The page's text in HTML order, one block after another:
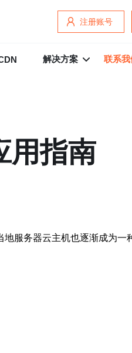
注册账号
解决方案 联系我
用指南
服务器云主机也逐渐成为一